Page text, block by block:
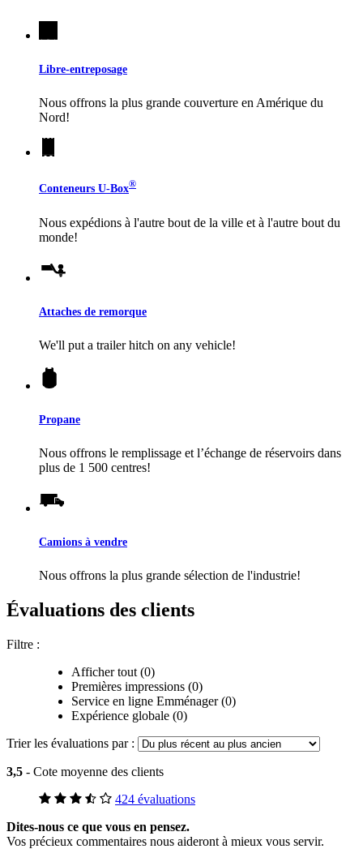
Libre-entreposage
Nous offrons la plus grande couverture en Amérique du
Nord!
Conteneurs U-Box®
Nous expédions à l'autre bout de la ville et à l'autre bout du
monde!
Attaches de remorque
We'll put a trailer hitch on any vehicle!
Propane
Nous offrons le remplissage et l’échange de réservoirs dans
plus de 1 500 centres!
Camions à vendre
Nous offrons la plus grande sélection de l'industrie!
Évaluations des clients
Filtre :
Afficher tout (0)
Premières impressions (0)
Service en ligne Emménager (0)
Expérience globale (0)
Trier les évaluations par :
3,5 - Cote moyenne des clients
424 évaluations
Dites-nous ce que vous en pensez.
Vos précieux commentaires nous aideront à mieux vous servir.